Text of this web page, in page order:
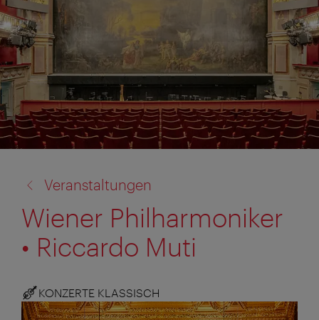
zu:
Veranstaltungen
Wiener Philharmoniker
• Riccardo Muti
KONZERTE KLASSISCH